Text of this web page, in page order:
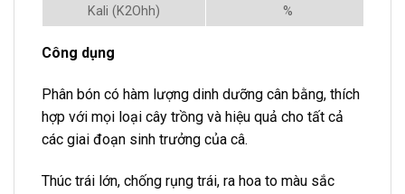
Kali (K2Ohh)
%
Công dụng
Phân bón có hàm lượng dinh dưỡng cân bằng, thích
hợp với mọi loại cây trồng và hiệu quả cho tất cả
các giai đoạn sinh trưởng của câ.
Thúc trái lớn, chống rụng trái, ra hoa to màu sắc